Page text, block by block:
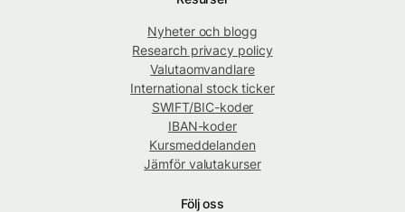
Nyheter och blogg
Research privacy policy
Valutaomvandlare
International stock ticker
SWIFT/BIC-koder
IBAN-koder
Kursmeddelanden
Jämför valutakurser
Följ oss